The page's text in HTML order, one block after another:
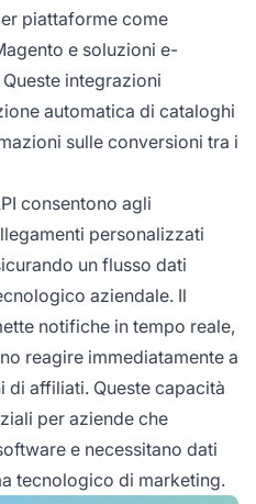
piattaforme come
e soluzioni e-
integrazioni
automatica di cataloghi
sulle conversioni tra i
consentono agli
personalizzati
un flusso dati
aziendale. Il
notifiche in tempo reale,
reagire immediatamente a
affiliati. Queste capacità
per aziende che
e necessitano dati
tecnologico di marketing.